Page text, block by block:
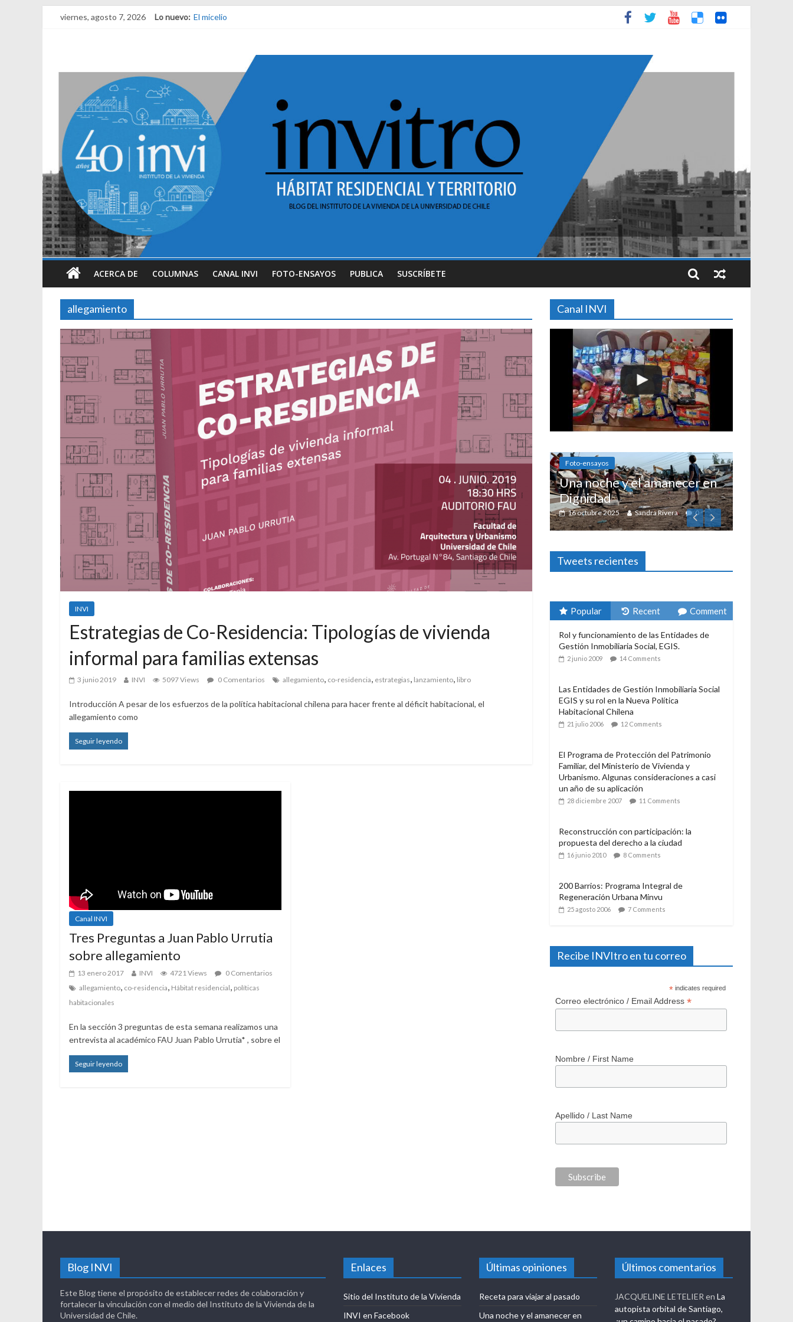
viernes, agosto 7, 2026 Lo nuevo: El micelio
¿Qué es el habitar? Sesión 1 de ciclo de conversatorios 40 años INVI
El derecho a habitar
ACERCA DE COLUMNAS CANAL INVI FOTO-ENSAYOS PUBLICA SUSCRÍBETE
allegamiento
INVI
Estrategias de Co-Residencia: Tipologías de vivienda
informal para familias extensas
3 junio 2019 INVI 5097 Views 0 Comentarios allegamiento, co-residencia, estrategias, lanzamiento, libro
Introducción A pesar de los esfuerzos de la política habitacional chilena para hacer frente al déficit habitacional, el
allegamiento como
Seguir leyendo
Canal INVI
Tres Preguntas a Juan Pablo Urrutia
sobre allegamiento
13 enero 2017 INVI 4721 Views
0 Comentarios
allegamiento, co-residencia, Hábitat residencial, políticas
habitacionales
En la sección 3 preguntas de esta semana realizamos una
entrevista al académico FAU Juan Pablo Urrutia* , sobre el
Seguir leyendo
Canal INVI
Foto-ensayos Habitar la memoria
Breve trilogía de un espacio-
Foto-ensayos
Una noche y el amanecer en
Dignidad
16 octubre 2025 Sandra Rivera 0
Foto-ensayos
Tweets recientes
Popular Recent Comment
Rol y funcionamiento de las Entidades de
Gestión Inmobiliaria Social, EGIS.
Las Entidades de Gestión Inmobiliaria Social
EGIS y su rol en la Nueva Política
Habitacional Chilena
21 julio 2006 12 Comments
El Programa de Protección del Patrimonio
Familiar, del Ministerio de Vivienda y
Urbanismo. Algunas consideraciones a casi
28 diciembre 2007 11 Comments
Reconstrucción con participación: la
200 Barrios: Programa Integral de